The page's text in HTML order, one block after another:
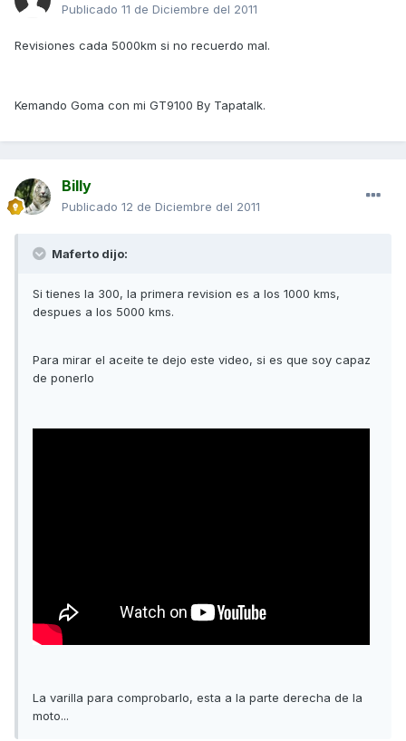
Publicado 11 de Diciembre del 2011
Revisiones cada 5000km si no recuerdo mal.
Kemando Goma con mi GT9100 By Tapatalk.
Billy
Publicado 12 de Diciembre del 2011
Maferto dijo:
Si tienes la 300, la primera revision es a los 1000 kms,
despues a los 5000 kms.
Para mirar el aceite te dejo este video, si es que soy capaz
de ponerlo
La varilla para comprobarlo, esta a la parte derecha de la
moto...